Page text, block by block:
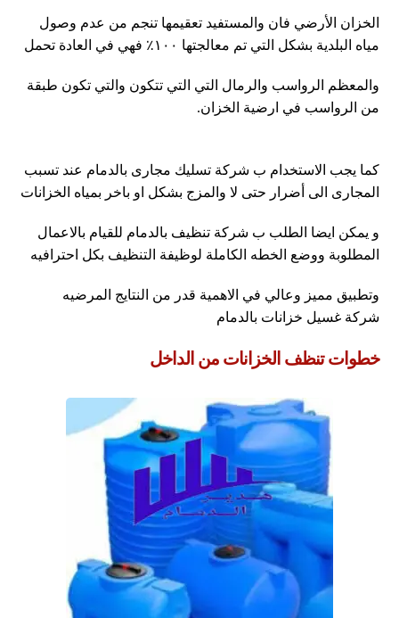
الخزان الأرضي فان والمستفيد تعقيمها تنجم من عدم وصول
مياه البلدية بشكل التي تم معالجتها ١٠٠٪ فهي في العادة تحمل
والمعظم الرواسب والرمال التي التي تتكون والتي تكون طبقة
من الرواسب في ارضية الخزان.
كما يجب الاستخدام ب شركة تسليك مجارى بالدمام عند تسبب
المجارى الى أضرار حتى لا والمزج بشكل او باخر بمياه الخزانات
و يمكن ايضا الطلب ب شركة تنظيف بالدمام للقيام بالاعمال
المطلوبة ووضع الخطه الكاملة لوظيفة التنظيف بكل احترافيه
وتطبيق مميز وعالي في الاهمية قدر من النتايج المرضيه
شركة غسيل خزانات بالدمام
خطوات تنظف الخزانات من الداخل